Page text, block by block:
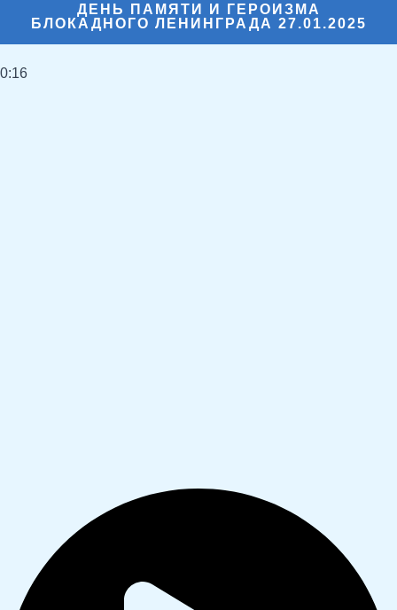
ДЕНЬ ПАМЯТИ И ГЕРОИЗМА
БЛОКАДНОГО ЛЕНИНГРАДА 27.01.2025
0:16